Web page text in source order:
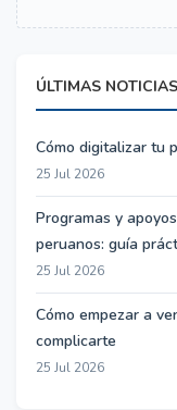
ÚLTIMAS NOTICIAS
Cómo digitalizar tu
25 Jul 2026
Programas y
peruanos: guía
25 Jul 2026
Cómo empezar a
complicarte
25 Jul 2026